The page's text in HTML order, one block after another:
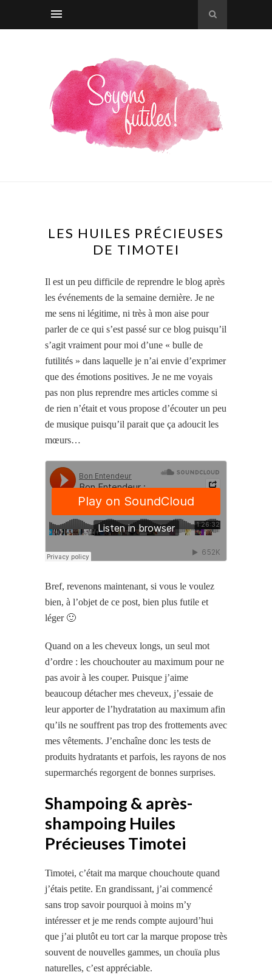
LES HUILES PRÉCIEUSES
DE TIMOTEI
Il est un peu difficile de reprendre le blog après
les événements de la semaine dernière. Je ne
me sens ni légitime, ni très à mon aise pour
parler de ce qui s’est passé sur ce blog puisqu’il
s’agit vraiment pour moi d’une « bulle de
futilités » dans laquelle je n’ai envie d’exprimer
que des émotions positives. Je ne me voyais
pas non plus reprendre mes articles comme si
de rien n’était et vous propose d’écouter un peu
de musique puisqu’il parait que ça adoucit les
mœurs…
Bref, revenons maintenant, si vous le voulez
bien, à l’objet de ce post, bien plus futile et
léger 🙂
Quand on a les cheveux longs, un seul mot
d’ordre : les chouchouter au maximum pour ne
pas avoir à les couper. Puisque j’aime
beaucoup détacher mes cheveux, j’essaie de
leur apporter de l’hydratation au maximum afin
qu’ils ne souffrent pas trop des frottements avec
mes vêtements. J’enchaîne donc les tests de
produits hydratants et parfois, les rayons de nos
supermarchés regorgent de bonnes surprises.
Shampoing & après-
shampoing Huiles
Précieuses Timotei
Timotei, c’était ma marque chouchoute quand
j’étais petite. En grandissant, j’ai commencé
sans trop savoir pourquoi à moins m’y
intéresser et je me rends compte aujourd’hui
que j’ai plutôt eu tort car la marque propose très
souvent de nouvelles gammes, un chouïa plus
naturelles, c’est appréciable.